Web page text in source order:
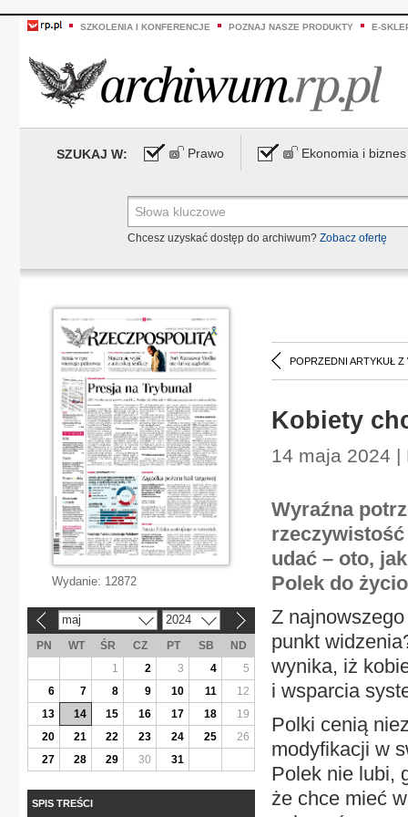
SZKOLENIA I KONFERENCJE POZNAJ NASZE PRODUKTY E-
SZUKAJ W: Prawo Ekonomia i biznes
Chcesz uzyskać dostęp do archiwum? Zobacz ofertę
POPRZEDNI ARTYKUŁ Z
Kobiety
14 maja 2024 |
Wyraźna
udać – oto,
Polek do
Z
punkt
wynika, iż
i wsparcia
Polki cenią
modyfikacji w
Polek nie lubi,
że chce mieć
Wydanie: 12872
maj 2024
PN WT ŚR CZ PT SB
ND
1
2 3 4
5
6
7 8 9 10 11
12
13
14 15 16 17 18
19
20
21 22 23 24 25
26
27
28 29 30 31
SPIS TREŚCI